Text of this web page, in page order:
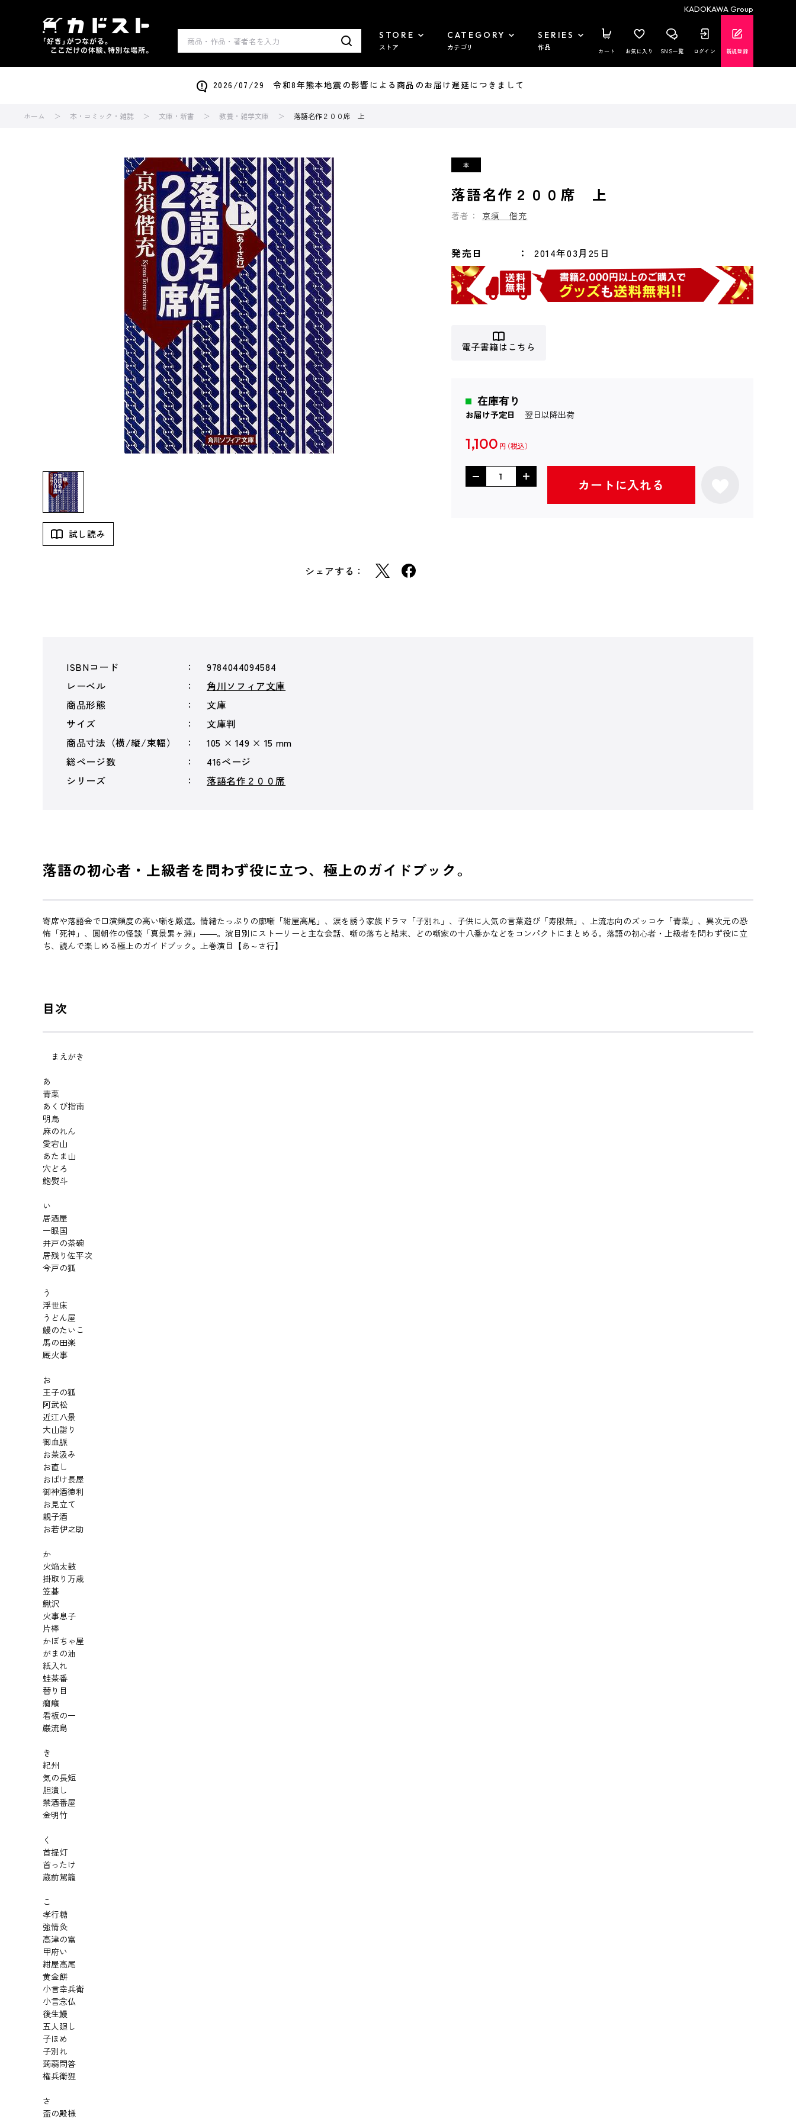
KADOKAWA Group
STORE
ストア
CATEGORY
カテゴリ
SERIES
作品 カート お気に入り SNS一覧 ログイン 新規登録
2026/07/29 令和8年熊本地震の影響による商品のお届け遅延につきまして
ホーム 本・コミック・雑誌 文庫・新書 教養・雑学文庫 落語名作２００席 上
試し読み
シェアする：
落語名作２００席 上
著者： 京須 偕充
発売日 2014年03月25日
電子書籍はこちら
在庫有り
お届け予定日 翌日以降出荷
1,100 円
カートに入れる
ISBNコード
9784044094584
レーベル
角川ソフィア文庫
商品形態
文庫
サイズ
文庫判
商品寸法（横/縦/束幅）
105 × 149 × 15 mm
総ページ数
416ページ
シリーズ
落語名作２００席
落語の初心者・上級者を問わず役に立つ、極上のガイドブック。
寄席や落語会で口演頻度の高い噺を厳選。情緒たっぷりの廓噺「紺屋高尾」、涙を誘う家族ドラマ「子別れ」、子供に人気の言葉遊び「寿限無」、上流志向のズッコケ「青菜」、異次元の恐
怖「死神」、圓朝作の怪談「真景累ヶ淵」――。演目別にストーリーと主な会話、噺の落ちと結末、どの噺家の十八番かなどをコンパクトにまとめる。落語の初心者・上級者を問わず役に立
ち、読んで楽しめる極上のガイドブック。上巻演目【あ～さ行】
目次
まえがき
あ
青菜
あくび指南
明烏
麻のれん
愛宕山
あたま山
穴どろ
鮑熨斗
い
居酒屋
一眼国
井戸の茶碗
居残り佐平次
今戸の狐
う
浮世床
うどん屋
鰻のたいこ
馬の田楽
厩火事
お
王子の狐
阿武松
近江八景
大山詣り
御血脈
お茶汲み
お直し
おばけ長屋
御神酒徳利
お見立て
親子酒
お若伊之助
か
火焔太鼓
掛取り万歳
笠碁
鰍沢
火事息子
片棒
かぼちゃ屋
がまの油
紙入れ
蛙茶番
替り目
癇癪
看板の一
巌流島
き
紀州
気の長短
胆潰し
禁酒番屋
金明竹
く
首提灯
首ったけ
蔵前駕籠
こ
孝行糖
強情灸
高津の富
甲府い
紺屋高尾
黄金餅
小言幸兵衛
小言念仏
後生鰻
五人廻し
子ほめ
子別れ
蒟蒻問答
権兵衛狸
さ
盃の殿様